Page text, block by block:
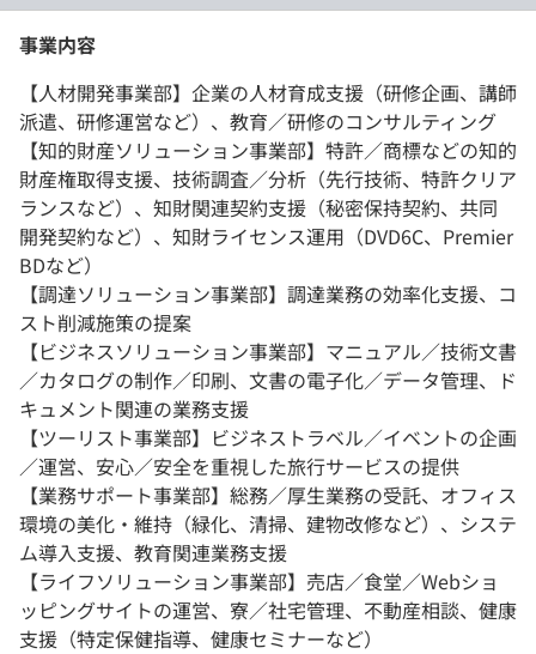
事業内容
【人材開発事業部】企業の人材育成支援（研修企画、講師
派遣、研修運営など）、教育／研修のコンサルティング
【知的財産ソリューション事業部】特許／商標などの知的
財産権取得支援、技術調査／分析（先行技術、特許クリア
ランスなど）、知財関連契約支援（秘密保持契約、共同
開発契約など）、知財ライセンス運用（DVD6C、Premier
BDなど）
【調達ソリューション事業部】調達業務の効率化支援、コ
スト削減施策の提案
【ビジネスソリューション事業部】マニュアル／技術文書
／カタログの制作／印刷、文書の電子化／データ管理、ド
キュメント関連の業務支援
【ツーリスト事業部】ビジネストラベル／イベントの企画
／運営、安心／安全を重視した旅行サービスの提供
【業務サポート事業部】総務／厚生業務の受託、オフィス
環境の美化・維持（緑化、清掃、建物改修など）、システ
ム導入支援、教育関連業務支援
【ライフソリューション事業部】売店／食堂／Webショ
ッピングサイトの運営、寮／社宅管理、不動産相談、健康
支援（特定保健指導、健康セミナーなど）